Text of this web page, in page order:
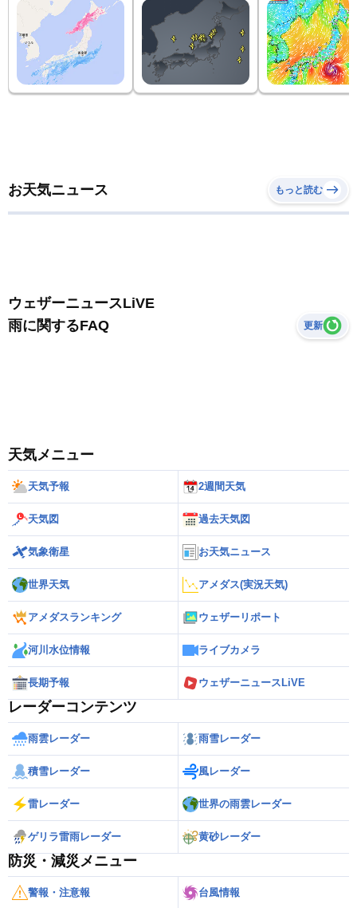
お天気ニュース もっと読む
ウェザーニュースLiVE
雨に関するFAQ
更新
天気メニュー
天気予報 2週間天気
天気図 過去天気図
気象衛星 お天気ニュース
世界天気 アメダス(実況天気)
アメダスランキング ウェザーリポート
河川水位情報 ライブカメラ
長期予報 ウェザーニュースLiVE
レーダーコンテンツ
雨雲レーダー 雨雪レーダー
積雪レーダー 風レーダー
雷レーダー 世界の雨雲レーダー
ゲリラ雷雨レーダー 黄砂レーダー
防災・減災メニュー
警報・注意報 台風情報